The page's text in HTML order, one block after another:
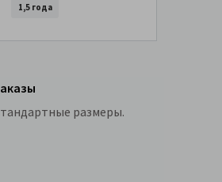
1,5 года
размеры.